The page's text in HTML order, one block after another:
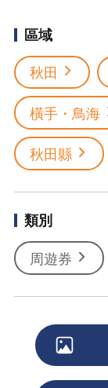
區域
秋田
橫手・鳥海
秋田縣
類別
周遊券